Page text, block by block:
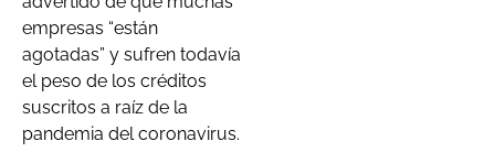
empresas “están
agotadas” y sufren todavía
el peso de los créditos
suscritos a raíz de la
pandemia del coronavirus.